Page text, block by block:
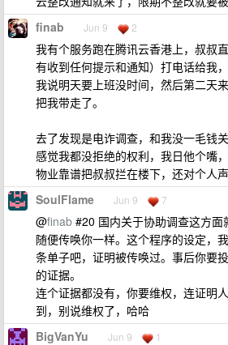
finab Jun 9 2
我有个服务跑在腾讯云香港上，叔叔
有收到任何提示和通知）打电话给我
我说明天要上班没时间，然后第二天
把我带走了。
去了发现是电诈调查，和我没一毛钱
感觉我都没拒绝的权利，我日他个嘴
物业靠谱把叔叔拦在楼下，还对个人声
SoulFlame Jun 9 7
@finab #20 国内关于协助调查这方面
随便传唤你一样。这个程序的设定，
条单子吧，证明被传唤过。事后你要
的证据。
连个证据都没有，你要维权，连证明
到，别说维权了，哈哈
BigVanYu Jun 9 1